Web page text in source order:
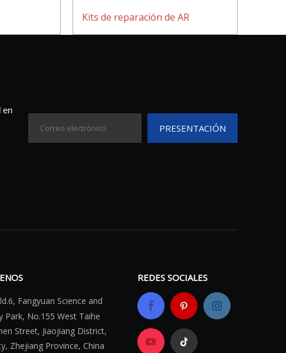
Kits de reparación de AR
en
PRESENTACIÓN
Fangyuan Science and
Park, No.155 West Taihe
Street, Jiaojiang District,
Zhejiang Province, China
REDES SOCIALES